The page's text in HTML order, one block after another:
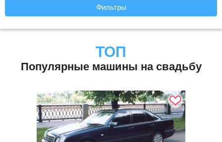
Фильтры
ТОП
Популярные машины на свадьбу